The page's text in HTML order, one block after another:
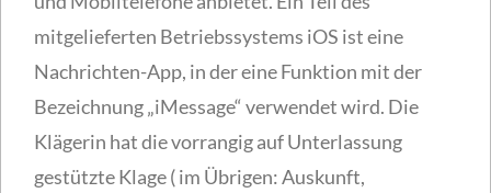
mitgelieferten Betriebssystems iOS ist eine
Nachrichten-App, in der eine Funktion mit der
Bezeichnung „iMessage“ verwendet wird. Die
Klägerin hat die vorrangig auf Unterlassung
gestützte Klage ( im Übrigen: Auskunft,